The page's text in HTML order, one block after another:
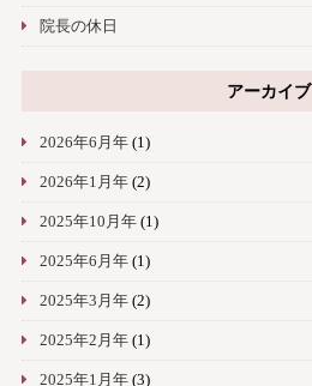
院長の休日
アーカイブ
2026年6月年(1)
2026年1月年(2)
2025年10月年(1)
2025年6月年(1)
2025年3月年(2)
2025年2月年(1)
2025年1月年(3)